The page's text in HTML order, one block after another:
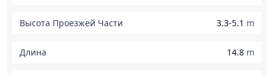
Высота Проезжей Части 3.3-5.1 m
Длина 14.8 m